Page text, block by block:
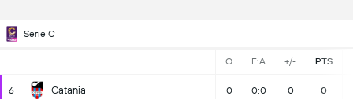
Serie C
O F:A +/- PTS
6 Catania 0 0:0 0 0